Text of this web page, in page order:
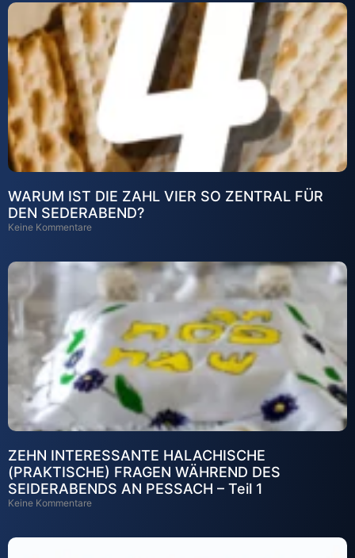
WARUM IST DIE ZAHL VIER SO ZENTRAL FÜR
DEN SEDERABEND?
Keine Kommentare
ZEHN INTERESSANTE HALACHISCHE
(PRAKTISCHE) FRAGEN WÄHREND DES
SEIDERABENDS AN PESSACH – Teil 1
Keine Kommentare